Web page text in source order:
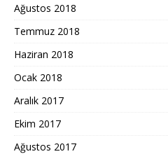
Ağustos 2018
Temmuz 2018
Haziran 2018
Ocak 2018
Aralık 2017
Ekim 2017
Ağustos 2017